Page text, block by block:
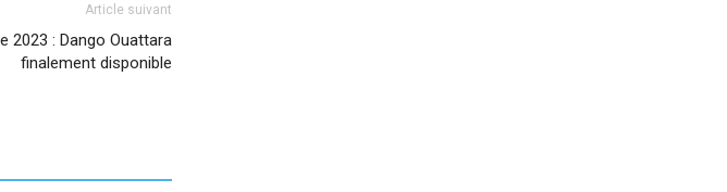
Article suivant
2023 : Dango Ouattara
finalement disponible